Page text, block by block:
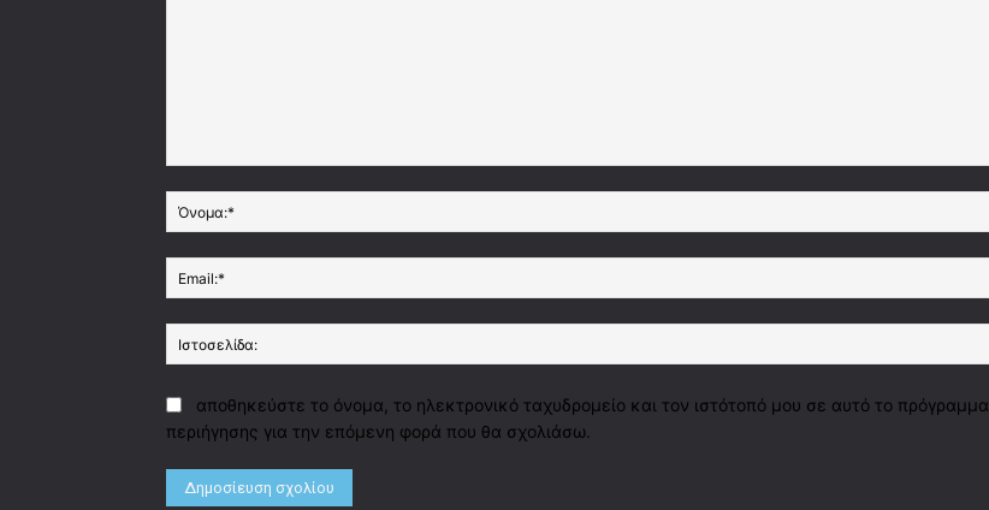
αποθηκεύστε το όνομα, το ηλεκτρονικό ταχυδρομείο και τον ιστότοπό μου σε αυτό το πρόγραμμα
περιήγησης για την επόμενη φορά που θα σχολιάσω.